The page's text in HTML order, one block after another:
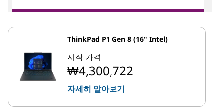
ThinkPad P1 Gen 8 (16" Intel)
시작 가격
₩4,300,722
자세히 알아보기